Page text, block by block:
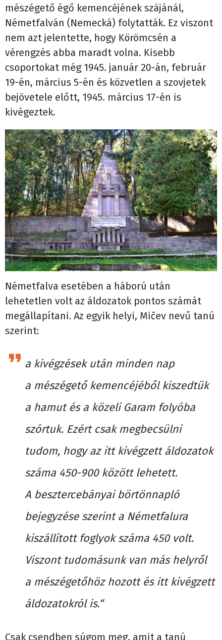
mészégető égő kemencéjének szájánál,
Németfalván (Nemecká) folytatták. Ez viszont
nem azt jelentette, hogy Körömcsén a
vérengzés abba maradt volna. Kisebb
csoportokat még 1945. január 20-án, február
19-én, március 5-én és közvetlen a szovjetek
bejövetele előtt, 1945. március 17-én is
kivégeztek.
Németfalva esetében a háború után
lehetetlen volt az áldozatok pontos számát
megállapítani. Az egyik helyi, Mičev nevű tanú
szerint:
a kivégzések után minden nap
a mészégető kemencéjéből kiszedtük
a hamut és a közeli Garam folyóba
szórtuk. Ezért csak megbecsülni
tudom, hogy az itt kivégzett áldozatok
száma 450-900 között lehetett.
A besztercebányai börtönnapló
bejegyzése szerint a Németfalura
kiszállított foglyok száma 450 volt.
Viszont tudomásunk van más helyről
a mészégetőhöz hozott és itt kivégzett
áldozatokról is.“
Csak csendben súgom meg, amit a tanú